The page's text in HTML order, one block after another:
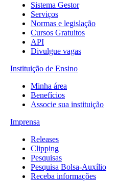
Sistema Gestor
Serviços
Normas e legislação
Cursos Gratuitos
API
Divulgue vagas
Instituição de Ensino
Minha área
Benefícios
Associe sua instituição
Imprensa
Releases
Clipping
Pesquisas
Pesquisa Bolsa-Auxílio
Receba informações